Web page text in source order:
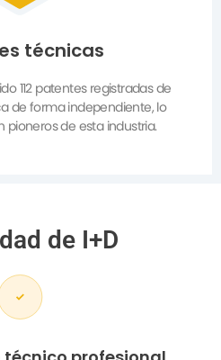
técnicas
de forma independiente, lo
de esta industria.
de I+D
técnico profesional